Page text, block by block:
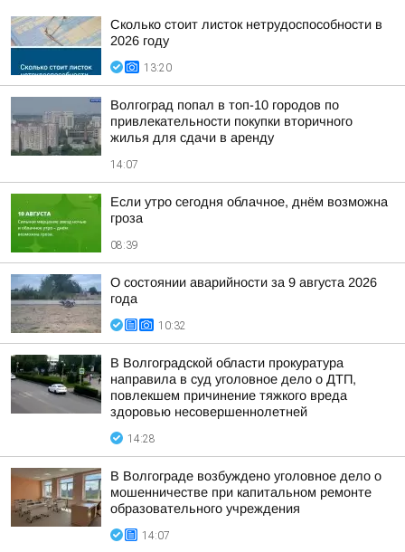
Сколько стоит листок нетрудоспособности в
2026 году
13:20
Волгоград попал в топ-10 городов по
привлекательности покупки вторичного
жилья для сдачи в аренду
14:07
Если утро сегодня облачное, днём возможна
гроза
08:39
О состоянии аварийности за 9 августа 2026
года
10:32
В Волгоградской области прокуратура
направила в суд уголовное дело о ДТП,
повлекшем причинение тяжкого вреда
здоровью несовершеннолетней
14:28
В Волгограде возбуждено уголовное дело о
мошенничестве при капитальном ремонте
образовательного учреждения
14:07